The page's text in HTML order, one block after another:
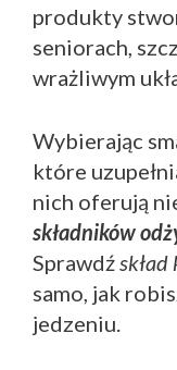
produkty
seniorach,
wrażliwym
Wybierając
które
nich oferują
składników
Sprawdźskład
samo, jak
jedzeniu.